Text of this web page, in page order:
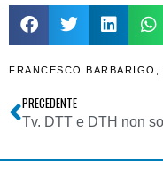
FRANCESCO BARBARIGO
PRECEDENTE